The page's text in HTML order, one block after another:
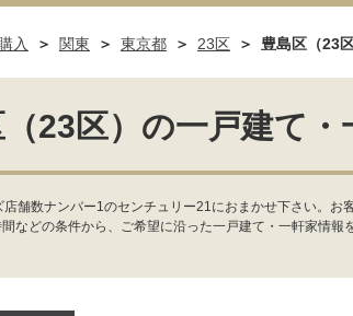
マンション 土地
入 関東 東京都 23区 豊島区（23
23区）の一戸建て・
舗数ナンバー1のセンチュリー21におまかせ下さい。
などの条件から、ご希望に沿った一戸建て・一軒家情